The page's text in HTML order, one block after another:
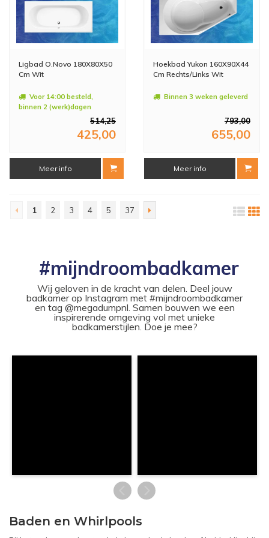
Ligbad O.Novo 180X80X50
Cm Wit
Voor 14:00 besteld,
binnen 2 (werk)dagen
514,25
425,00
Meer info
Hoekbad Yukon 160X90X44
Cm Rechts/Links Wit
Binnen 3 weken geleverd
793,00
655,00
Meer info
1 2 3 4 5 37
#mijndroombadkamer
Wij geloven in de kracht van delen. Deel jouw
badkamer op Instagram met #mijndroombadkamer
en tag @megadumpnl. Samen bouwen we een
inspirerende omgeving vol met unieke
badkamerstijlen. Doe je mee?
Baden en Whirlpools